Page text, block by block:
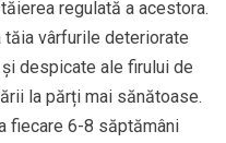
regulată a acestora.
vârfurile deteriorate
despicate ale firului de
la părți mai sănătoase.
fiecare 6-8 săptămâni